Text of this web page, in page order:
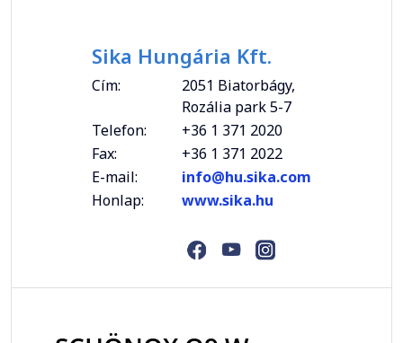
Sika Hungária Kft.
Cím:
2051 Biatorbágy,
Rozália park 5-7
Telefon:
+36 1 371 2020
Fax:
+36 1 371 2022
E-mail:
info@hu.sika.com
Honlap:
www.sika.hu